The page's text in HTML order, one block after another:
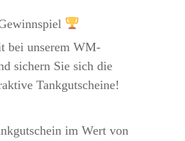
bei unserem WM-
sichern Sie sich die
Tankgutscheine!
im Wert von